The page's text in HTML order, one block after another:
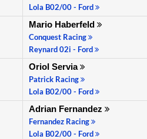
Lola B02/00 - Ford
Mario Haberfeld
Conquest Racing
Reynard 02i - Ford
Oriol Servia
Patrick Racing
Lola B02/00 - Ford
Adrian Fernandez
Fernandez Racing
Lola B02/00 - Ford